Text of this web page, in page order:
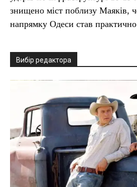
знищено міст поблизу Маяків,
напрямку Одеси став
Вибір редактора